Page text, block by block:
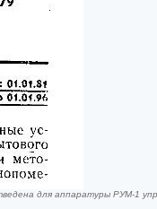
для аппаратуры РУМ-1